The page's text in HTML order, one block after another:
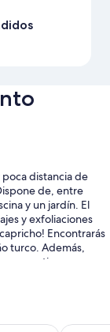
distancia de
de, entre
y un jardín. El
y exfoliaciones
Encontrarás
turco. Además,
que tiene una
y sombrillas